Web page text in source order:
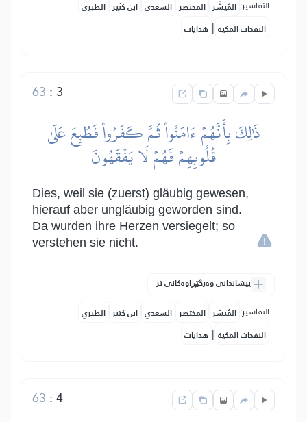
التفاسير: المُيسَّر المختصر السعدي ابن كثير الطبري
النفحات المكية | هدايات
3
:
63
ذَٰلِكَ بِأَنَّهُمۡ ءَامَنُواْ ثُمَّ كَفَرُواْ فَطُبِعَ عَلَىٰ
قُلُوبِهِمۡ فَهُمۡ لَا يَفۡقَهُونَ
Dies, weil sie (zuerst) gläubig gewesen,
hierauf aber ungläubig geworden sind.
Da wurden ihre Herzen versiegelt; so
verstehen sie nicht.
پیشاندانی وەرگێڕاوەکانی تر
التفاسير: المُيسَّر المختصر السعدي ابن كثير الطبري
النفحات المكية | هدايات
4
:
63